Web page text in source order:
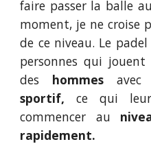
faire passer la balle
moment, je ne croise
de ce niveau. Le
personnes qui
des hommes
sportif, ce qui
commencer au
rapidement.